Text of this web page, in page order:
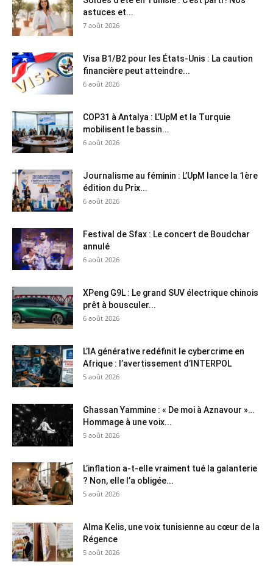
astuces et...
7 août 2026
Visa B1/B2 pour les États-Unis : La caution
financière peut atteindre...
6 août 2026
COP31 à Antalya : L’UpM et la Turquie
mobilisent le bassin...
6 août 2026
Journalisme au féminin : L’UpM lance la 1ère
édition du Prix...
6 août 2026
Festival de Sfax : Le concert de Boudchar
annulé
6 août 2026
XPeng G9L : Le grand SUV électrique chinois
prêt à bousculer...
6 août 2026
L’IA générative redéfinit le cybercrime en
Afrique : l’avertissement d’INTERPOL
5 août 2026
Ghassan Yammine : « De moi à Aznavour »…
Hommage à une voix...
5 août 2026
L’inflation a-t-elle vraiment tué la galanterie
? Non, elle l’a obligée...
5 août 2026
Alma Kelis, une voix tunisienne au cœur de la
Régence
5 août 2026